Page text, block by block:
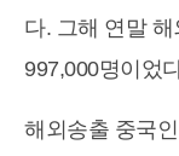
다. 그해 연말
997,000명이었
해외송출 중국